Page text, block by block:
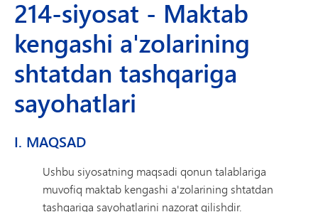
214-siyosat - Maktab
kengashi a'zolarining
shtatdan tashqariga
sayohatlari
I. MAQSAD
Ushbu siyosatning maqsadi qonun talablariga
muvofiq maktab kengashi a'zolarining shtatdan
tashqariga sayohatlarini nazorat qilishdir.